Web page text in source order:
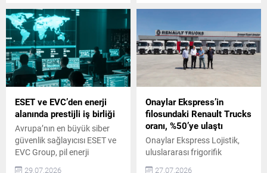
seviyeye ulaştırdı. Bu rakam,
2025’in aynı dönemindeki
24,7 milyar €’luk siparişe
kıyasla önemli bir artış
gösterdi. Gelir ise
karşılaştırılabilir bazda yüzde
8 yükselerek 20,8 milyar €
seviyesine çıktı....
ardından 5 adet yeni Renault
Trucks T 480 ADR çekici
yatırımı gerçekleştirdi. Son
yatırımla birlikte Aybir
Renault Trucks araçlardan
oluşuyor. Filo Güçlendirme
ve...
ESET ve EVC’den enerji
alanında prestijli iş birliği
Avrupa’nın en büyük siber
güvenlik sağlayıcısı ESET ve
EVC Group, pil enerji
depolama sistemlerinin
29.07.2026
Onaylar Ekspress’in
filosundaki Renault Trucks
oranı, %50’ye ulaştı
Onaylar Ekspress Lojistik,
uluslararası frigorifik
taşımacılık operasyonlarında
27.07.2026